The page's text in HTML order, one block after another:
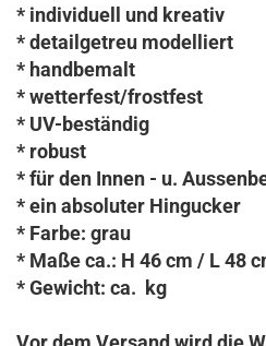
* individuell und kreativ
* detailgetreu modelliert
* handbemalt
* wetterfest/frostfest
* UV-beständig
* robust
* für den Innen - u.
* ein absoluter Hingucker
* Farbe: grau
* Maße ca.: H 46 cm / L 48
* Gewicht: ca. kg